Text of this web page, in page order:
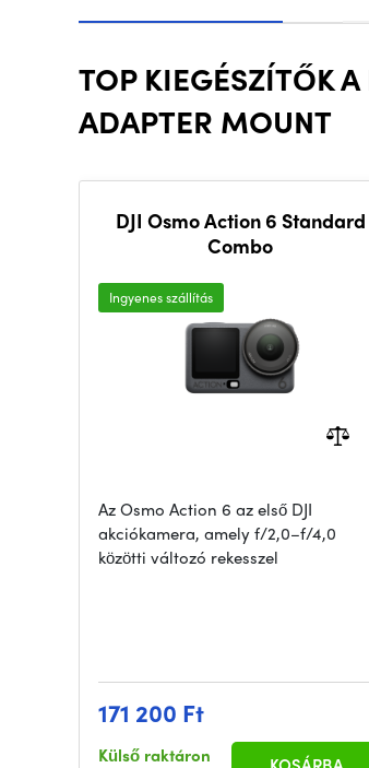
TOP KIEGÉSZÍTŐK
ADAPTER MOUNT
DJI Osmo Action 6 Standard
Combo
Ingyenes szállítás
Az Osmo Action 6 az első DJI
akciókamera, amely f/2,0–f/4,0
közötti változó rekesszel
171 200 Ft
Külső raktáron